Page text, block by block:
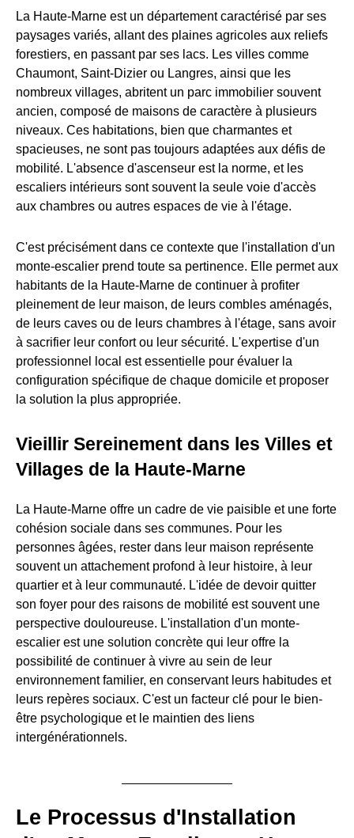
La Haute-Marne est un département caractérisé par ses
paysages variés, allant des plaines agricoles aux reliefs
forestiers, en passant par ses lacs. Les villes comme
Chaumont, Saint-Dizier ou Langres, ainsi que les
nombreux villages, abritent un parc immobilier souvent
ancien, composé de maisons de caractère à plusieurs
niveaux. Ces habitations, bien que charmantes et
spacieuses, ne sont pas toujours adaptées aux défis de
mobilité. L'absence d'ascenseur est la norme, et les
escaliers intérieurs sont souvent la seule voie d'accès
aux chambres ou autres espaces de vie à l'étage.
C'est précisément dans ce contexte que l'installation d'un
monte-escalier prend toute sa pertinence. Elle permet aux
habitants de la Haute-Marne de continuer à profiter
pleinement de leur maison, de leurs combles aménagés,
de leurs caves ou de leurs chambres à l'étage, sans avoir
à sacrifier leur confort ou leur sécurité. L'expertise d'un
professionnel local est essentielle pour évaluer la
configuration spécifique de chaque domicile et proposer
la solution la plus appropriée.
Vieillir Sereinement dans les Villes et
Villages de la Haute-Marne
La Haute-Marne offre un cadre de vie paisible et une forte
cohésion sociale dans ses communes. Pour les
personnes âgées, rester dans leur maison représente
souvent un attachement profond à leur histoire, à leur
quartier et à leur communauté. L'idée de devoir quitter
son foyer pour des raisons de mobilité est souvent une
perspective douloureuse. L'installation d'un monte-
escalier est une solution concrète qui leur offre la
possibilité de continuer à vivre au sein de leur
environnement familier, en conservant leurs habitudes et
leurs repères sociaux. C'est un facteur clé pour le bien-
être psychologique et le maintien des liens
intergénérationnels.
Le Processus d'Installation